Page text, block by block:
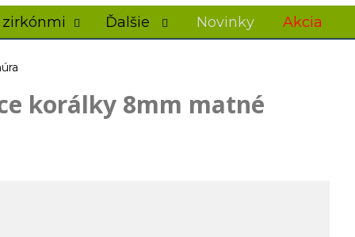
Ďalšie Novinky Akcia
korálky 8mm matné